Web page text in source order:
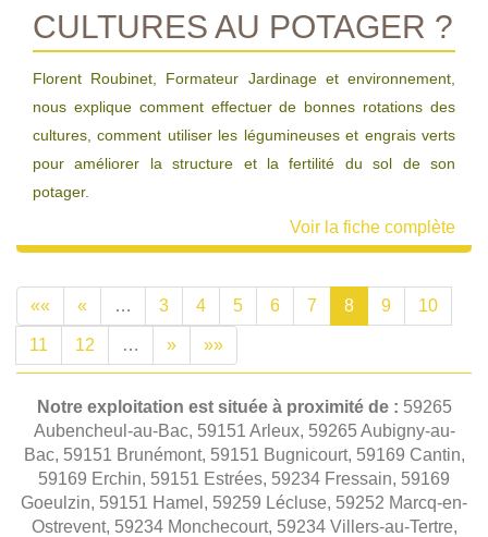
CULTURES AU POTAGER ?
Florent Roubinet, Formateur Jardinage et environnement,
nous explique comment effectuer de bonnes rotations des
cultures, comment utiliser les légumineuses et engrais verts
pour améliorer la structure et la fertilité du sol de son
potager.
Voir la fiche complète
«« « … 3 4 5 6 7 8 9 10
11 12 … » »»
Notre exploitation est située à proximité de : 59265
Aubencheul-au-Bac, 59151 Arleux, 59265 Aubigny-au-
Bac, 59151 Brunémont, 59151 Bugnicourt, 59169 Cantin,
59169 Erchin, 59151 Estrées, 59234 Fressain, 59169
Goeulzin, 59151 Hamel, 59259 Lécluse, 59252 Marcq-en-
Ostrevent, 59234 Monchecourt, 59234 Villers-au-Tertre,